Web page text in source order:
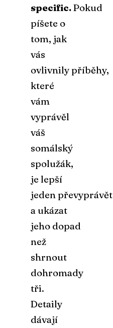
specific.Pokud
píšete o
tom, jak
vás
ovlivnily příběhy,
které
vám
vyprávěl
váš
somálský
spolužák,
je lepší
jeden převyprávět
a ukázat
jeho dopad
než
shrnout
dohromady
tři.
Detaily
dávají